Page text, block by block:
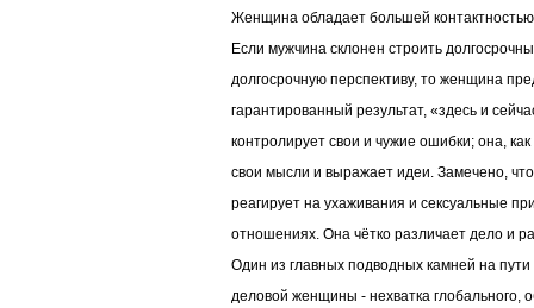
Женщина обладает большей
Если мужчина склонен строить
долгосрочную перспективу, то женщина
гарантированный результат, «здесь и
контролирует свои и чужие ошибки; она,
свои мысли и выражает идеи. Замечено,
реагирует на ухаживания и сексуальные
отношениях. Она чётко различает дело и
Один из главных подводных камней на
деловой женщины - нехватка глобального,